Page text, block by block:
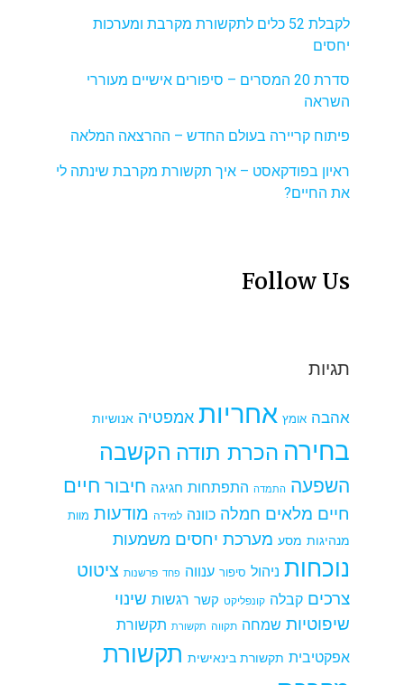
לקבלת 52 כלים לתקשורת מקרבת ומערכות
יחסים
סדרת 20 המסרים – סיפורים אישיים מעוררי
השראה
פיתוח קריירה בעולם החדש – ההרצאה המלאה
ראיון בפודקאסט – איך תקשורת מקרבת שינתה לי
את החיים?
Follow Us
תגיות
אהבה אומץ אחריות אמפטיה אנושיות
בחירה הכרת תודה הקשבה
השפעה התמדה התפתחות חגיגה חיבור חיים
חיים מלאים חמלה כוונה למידה מודעות מוות
מנהיגות מסע מערכת יחסים משמעות
נוכחות ניהול סיפור ענווה פחד פרשנות ציטוט
צרכים קבלה קונפליקט קשר רגשות שינוי
שיפוטיות שמחה תקווה תקשורת תקשורת
אפקטיבית תקשורת בינאישית תקשורת